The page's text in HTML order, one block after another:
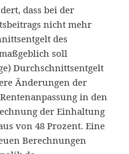
dass bei der
nicht mehr
des
soll
Durchschnittsentgelt
Änderungen der
in den
der Einhaltung
von 48 Prozent. Eine
Berechnungen